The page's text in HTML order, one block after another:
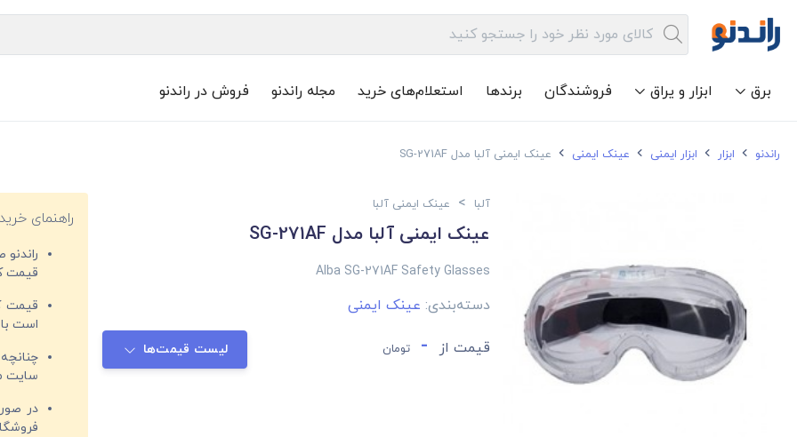
برق ابزار و یراق فروشندگان برندها استعلام‌های خرید مجله راندنو فروش در راندنو
راندنو ابزار ابزار ایمنی عینک ایمنی عینک ایمنی آلبا مدل SG-271AF
آلبا > عینک ایمنی آلبا
عینک ایمنی آلبا مدل SG-271AF
Alba SG-271AF Safety Glasses
دسته‌بندی: عینک ایمنی
قیمت از - تومان لیست قیمت‌ها
راهنمای خرید
قیمت‌
قیمت
است
سایت